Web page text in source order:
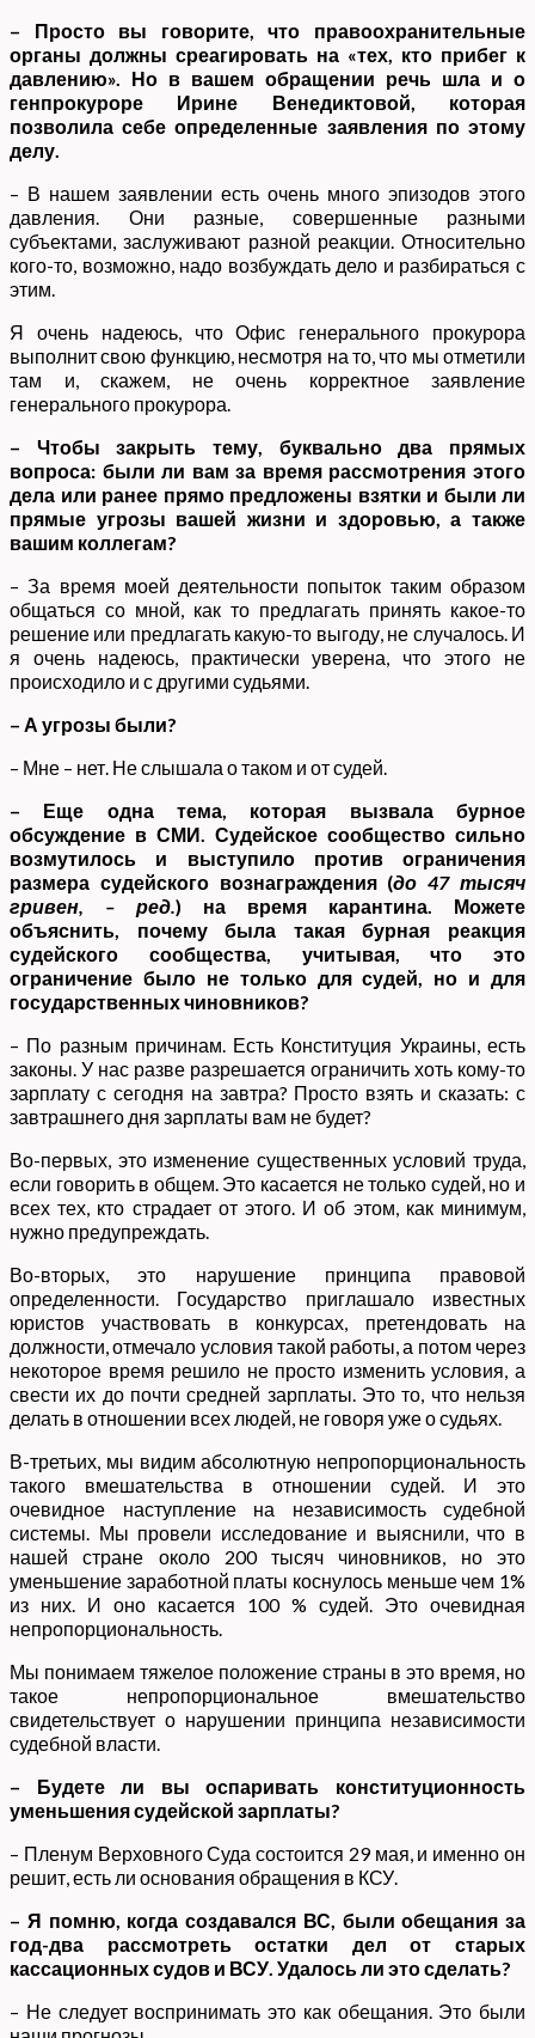
– Просто вы говорите, что правоохранительные
органы должны среагировать на «тех, кто прибег к
давлению». Но в вашем обращении речь шла и о
генпрокуроре Ирине Венедиктовой, которая
позволила себе определенные заявления по этому
делу.
– В нашем заявлении есть очень много эпизодов этого
давления. Они разные, совершенные разными
субъектами, заслуживают разной реакции. Относительно
кого-то, возможно, надо возбуждать дело и разбираться с
этим.
Я очень надеюсь, что Офис генерального прокурора
выполнит свою функцию, несмотря на то, что мы отметили
там и, скажем, не очень корректное заявление
генерального прокурора.
– Чтобы закрыть тему, буквально два прямых
вопроса: были ли вам за время рассмотрения этого
дела или ранее прямо предложены взятки и были ли
прямые угрозы вашей жизни и здоровью, а также
вашим коллегам?
– За время моей деятельности попыток таким образом
общаться со мной, как то предлагать принять какое-то
решение или предлагать какую-то выгоду, не случалось. И
я очень надеюсь, практически уверена, что этого не
происходило и с другими судьями.
– А угрозы были?
– Мне – нет. Не слышала о таком и от судей.
– Еще одна тема, которая вызвала бурное
обсуждение в СМИ. Судейское сообщество сильно
возмутилось и выступило против ограничения
размера судейского вознаграждения (до 47 тысяч
гривен, – ред.) на время карантина. Можете
объяснить, почему была такая бурная реакция
судейского сообщества, учитывая, что это
ограничение было не только для судей, но и для
государственных чиновников?
– По разным причинам. Есть Конституция Украины, есть
законы. У нас разве разрешается ограничить хоть кому-то
зарплату с сегодня на завтра? Просто взять и сказать: с
завтрашнего дня зарплаты вам не будет?
Во-первых, это изменение существенных условий труда,
если говорить в общем. Это касается не только судей, но и
всех тех, кто страдает от этого. И об этом, как минимум,
нужно предупреждать.
Во-вторых, это нарушение принципа правовой
определенности. Государство приглашало известных
юристов участвовать в конкурсах, претендовать на
должности, отмечало условия такой работы, а потом через
некоторое время решило не просто изменить условия, а
свести их до почти средней зарплаты. Это то, что нельзя
делать в отношении всех людей, не говоря уже о судьях.
В-третьих, мы видим абсолютную непропорциональность
такого вмешательства в отношении судей. И это
очевидное наступление на независимость судебной
системы. Мы провели исследование и выяснили, что в
нашей стране около 200 тысяч чиновников, но это
уменьшение заработной платы коснулось меньше чем 1%
из них. И оно касается 100 % судей. Это очевидная
непропорциональность.
Мы понимаем тяжелое положение страны в это время, но
такое непропорциональное вмешательство
свидетельствует о нарушении принципа независимости
судебной власти.
– Будете ли вы оспаривать конституционность
уменьшения судейской зарплаты?
– Пленум Верховного Суда состоится 29 мая, и именно он
решит, есть ли основания обращения в КСУ.
– Я помню, когда создавался ВС, были обещания за
год-два рассмотреть остатки дел от старых
кассационных судов и ВСУ. Удалось ли это сделать?
– Не следует воспринимать это как обещания. Это были